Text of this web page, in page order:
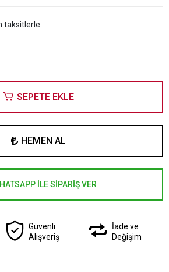
taksitlerle
SEPETE EKLE
HEMEN AL
İLE SİPARİŞ VER
Güvenli
Alışveriş
İade ve
Değişim